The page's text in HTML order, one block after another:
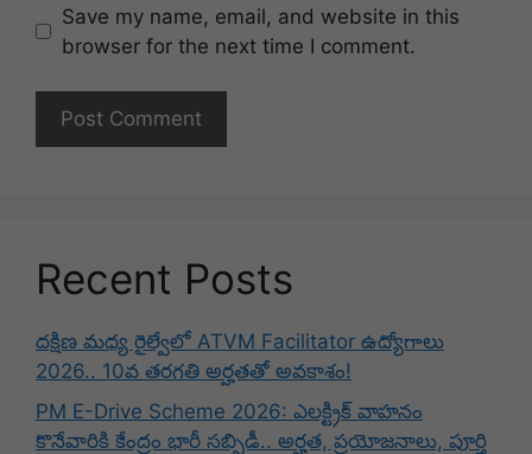
Save my name, email, and website in this
browser for the next time I comment.
Recent Posts
దక్షిణ మధ్య రైల్వేలో ATVM Facilitator ఉద్యోగాలు
2026.. 10వ తరగతి అర్హతతో అవకాశం!
PM E-Drive Scheme 2026: ఎలక్ట్రిక్ వాహనం
కొనేవారికి కేంద్రం భారీ సబ్సిడీ.. అర్హత, ప్రయోజనాలు, పూర్తి